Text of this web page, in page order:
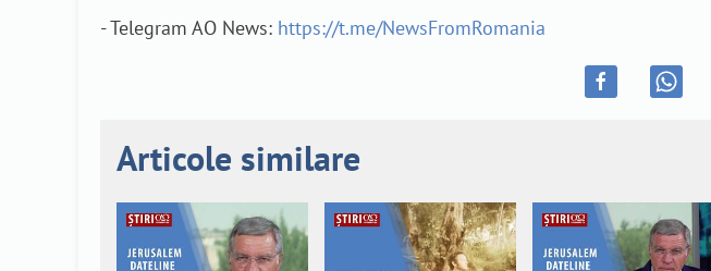
- Telegram AO News: https://t.me/NewsFromRomania
Articole similare